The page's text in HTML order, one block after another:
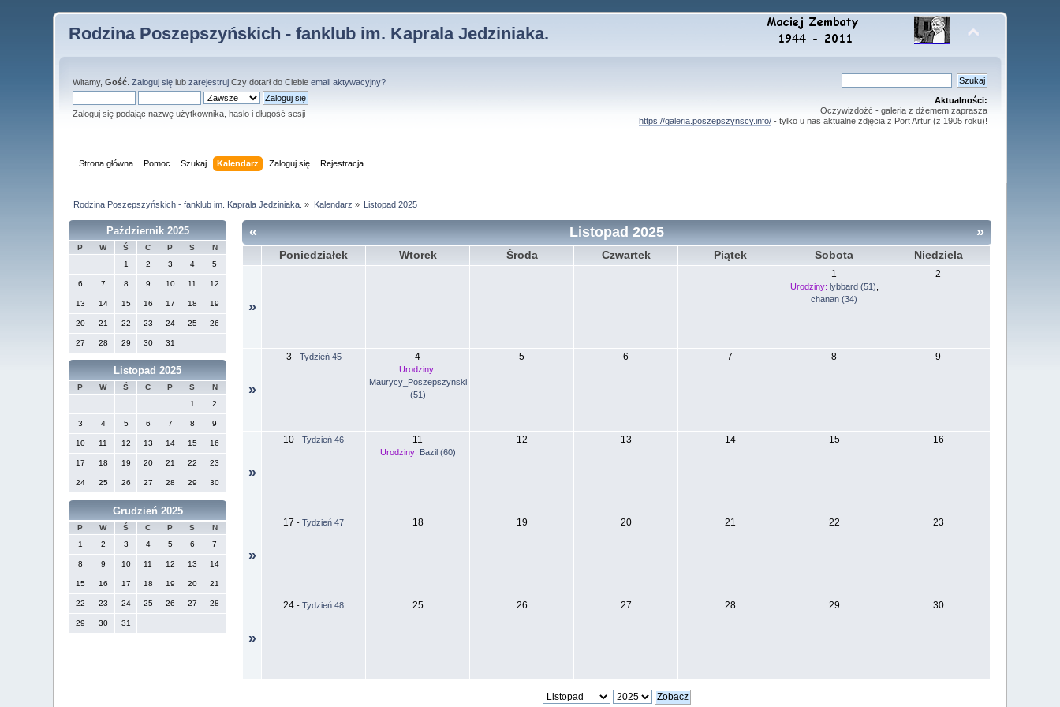
Rodzina Poszepszyńskich - fanklub im. Kaprala Jedziniaka.
Witamy,Gość .Zaloguj się lubzarejestruj .Czy dotarł do Ciebieemail aktywacyjny?
Zaloguj się podając nazwę użytkownika, hasło i długość sesji
Aktualności:
Oczywizdoźć - galeria z dżemem zaprasza
https://galeria.poszepszynscy.info/- tylko u nas aktualne zdjęcia z Port Artur (z 1905 roku)!
Strona główna Pomoc Szukaj Kalendarz Zaloguj się Rejestracja
Rodzina Poszepszyńskich - fanklub im. Kaprala Jedziniaka. » Kalendarz » Listopad 2025
Październik 2025
P W Ś C P S
N
1
2 3 4 5
6 7 8 9 10 11 12
13 14 15 16 17 18 19
20 21 22 23 24 25 26
27 28 29 30 31
Listopad 2025
P W Ś C P S
N
1
2
3 4 5 6 7 8 9
10 11 12 13 14 15 16
17 18 19 20 21 22 23
24 25 26 27 28 29 30
Grudzień 2025
P W Ś C P S
N
1
2 3 4 5 6 7
8 9 10 11 12 13 14
15 16 17 18 19 20 21
22 23 24 25 26 27 28
29 30 31
« »
Listopad 2025
Poniedziałek Wtorek Środa Czwartek Piątek Sobota Niedziela
»
1
Urodziny: lybbard (51)
chanan (34)
2
»
3 - Tydzień 45 4
Urodziny:
Maurycy_Poszepszynski
(51)
5 6 7 8 9
»
10 -Tydzień 46 11
Urodziny: Bazil (60)
12 13 14 15 16
»
17 -Tydzień 47 18 19 20 21 22 23
»
24 -Tydzień 48 25 26 27 28 29 30